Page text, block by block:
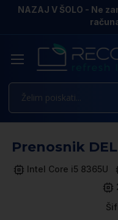
NAZAJ V ŠOLO - Ne
Prenosnik
Intel Core i5 8365U